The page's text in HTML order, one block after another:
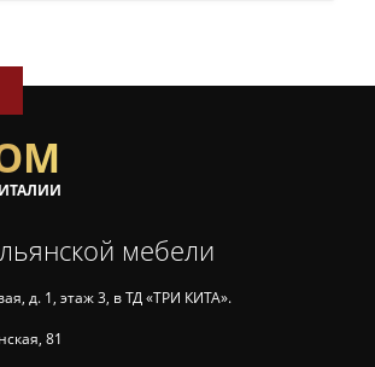
мебели
д. 1, этаж 3, в ТД «ТРИ КИТА».
81